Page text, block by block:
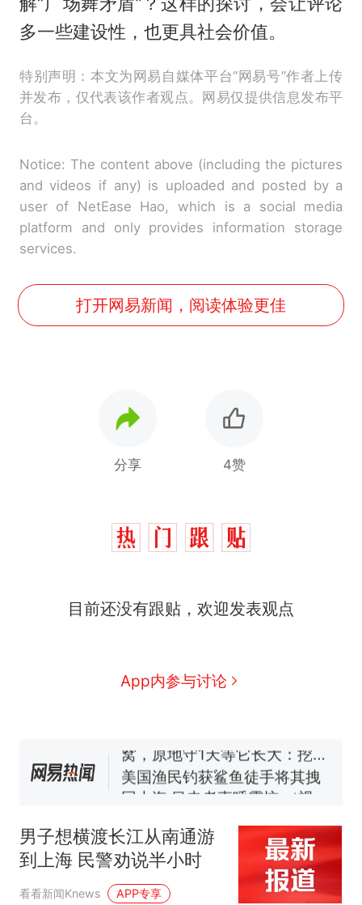
多一些建设性，也更具社会价值。
特别声明：本文为网易自媒体平台“网易号”作者上传
并发布，仅代表该作者观点。网易仅提供信息发布平
台。
Notice: The content above (including the pictures
and videos if any) is uploaded and posted by a
user of NetEase Hao, which is a social media
platform and only provides information storage
services.
打开网易新闻，阅读体验更佳
分享 4赞
目前还没有跟贴，欢迎发表观点
App内参与讨论
因老师一句“跟我回家”改写了
费大厨“全国小炒肉大王”称
号，仅凭视频评出？中国烹饪
140多朵
美国渔民钓获鲨鱼徒手将其拽
回大海 目击者直呼震惊 （视频
官方通报
热
那个在床头放菜刀的女孩，
因老师一句“跟我回家”改写了
人生
男子想横渡长江从南通游
到上海 民警劝说半小时
看看新闻Knews APP专享